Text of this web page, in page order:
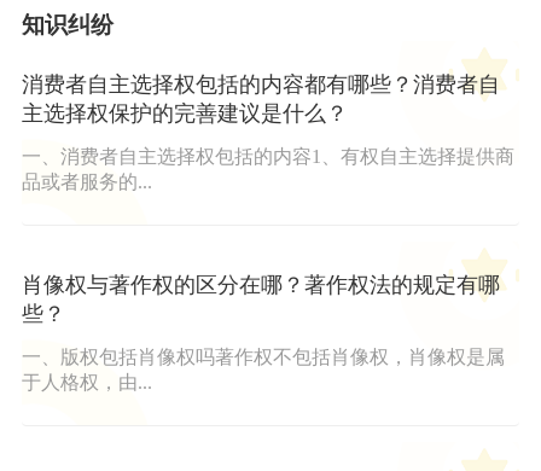
知识纠纷
消费者自主选择权包括的内容都有哪些？消费者自
主选择权保护的完善建议是什么？
一、消费者自主选择权包括的内容1、有权自主选择提供商
品或者服务的...
肖像权与著作权的区分在哪？著作权法的规定有哪
些？
一、版权包括肖像权吗著作权不包括肖像权，肖像权是属
于人格权，由...